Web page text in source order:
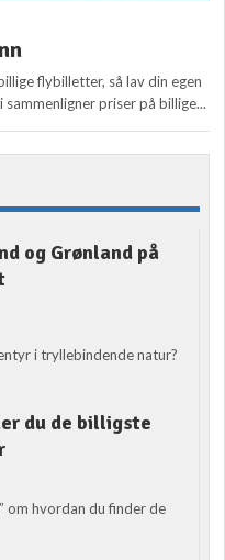
flybilletter, så lav din egen
priser på billige...
og Grønland på
i tryllebindende natur?
du de billigste
om hvordan du finder de